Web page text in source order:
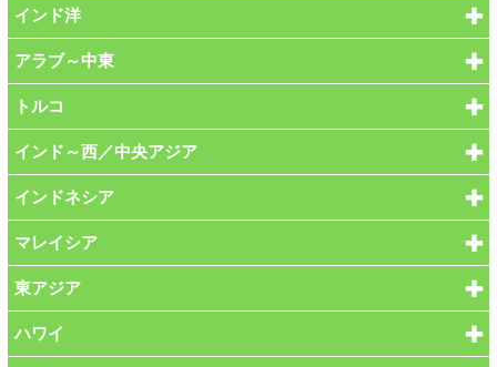
インド洋
アラブ～中東
トルコ
インド～西／中央アジア
インドネシア
マレイシア
東アジア
ハワイ